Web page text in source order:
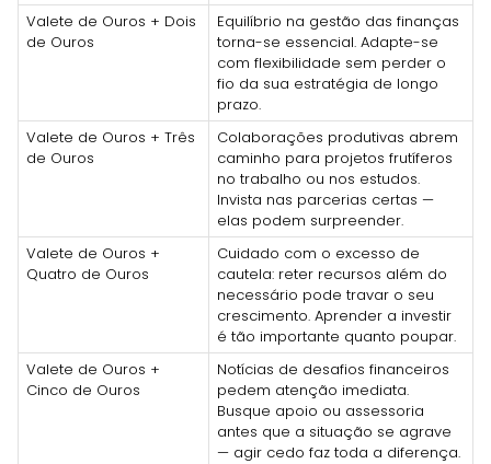
Valete de Ouros + Dois
de Ouros
Equilíbrio na gestão das finanças
torna-se essencial. Adapte-se
com flexibilidade sem perder o
fio da sua estratégia de longo
prazo.
Valete de Ouros + Três
de Ouros
Colaborações produtivas abrem
caminho para projetos frutíferos
no trabalho ou nos estudos.
Invista nas parcerias certas —
elas podem surpreender.
Valete de Ouros +
Quatro de Ouros
Cuidado com o excesso de
cautela: reter recursos além do
necessário pode travar o seu
crescimento. Aprender a investir
é tão importante quanto poupar.
Valete de Ouros +
Cinco de Ouros
Notícias de desafios financeiros
pedem atenção imediata.
Busque apoio ou assessoria
antes que a situação se agrave
— agir cedo faz toda a diferença.